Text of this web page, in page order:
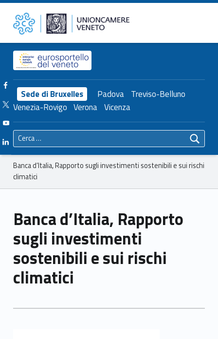
Banca d’Italia, Rapporto sugli investimenti sostenibili e sui rischi climatici – Unioncamere del Veneto Unioncamere del Veneto
Header info sidebar
Sede di Bruxelles Padova Treviso-Belluno
Venezia-Rovigo Verona Vicenza
Facebook Unioncamere Veneto
Twitter Unioncamere Veneto
Youtube Unioncamere Veneto
Linkedin Unioncamere Veneto
Ricerca per:
Breadcrumbs navigation
Banca d’Italia, Rapporto sugli investimenti sostenibili e sui rischi
climatici
Banca d’Italia, Rapporto
sugli investimenti
sostenibili e sui rischi
climatici